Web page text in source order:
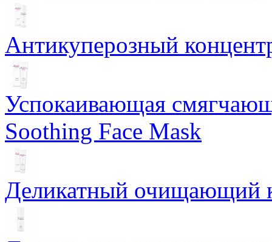
Антикуперозный
Успокаивающая
Soothing Face Mask
Деликатный очищающий